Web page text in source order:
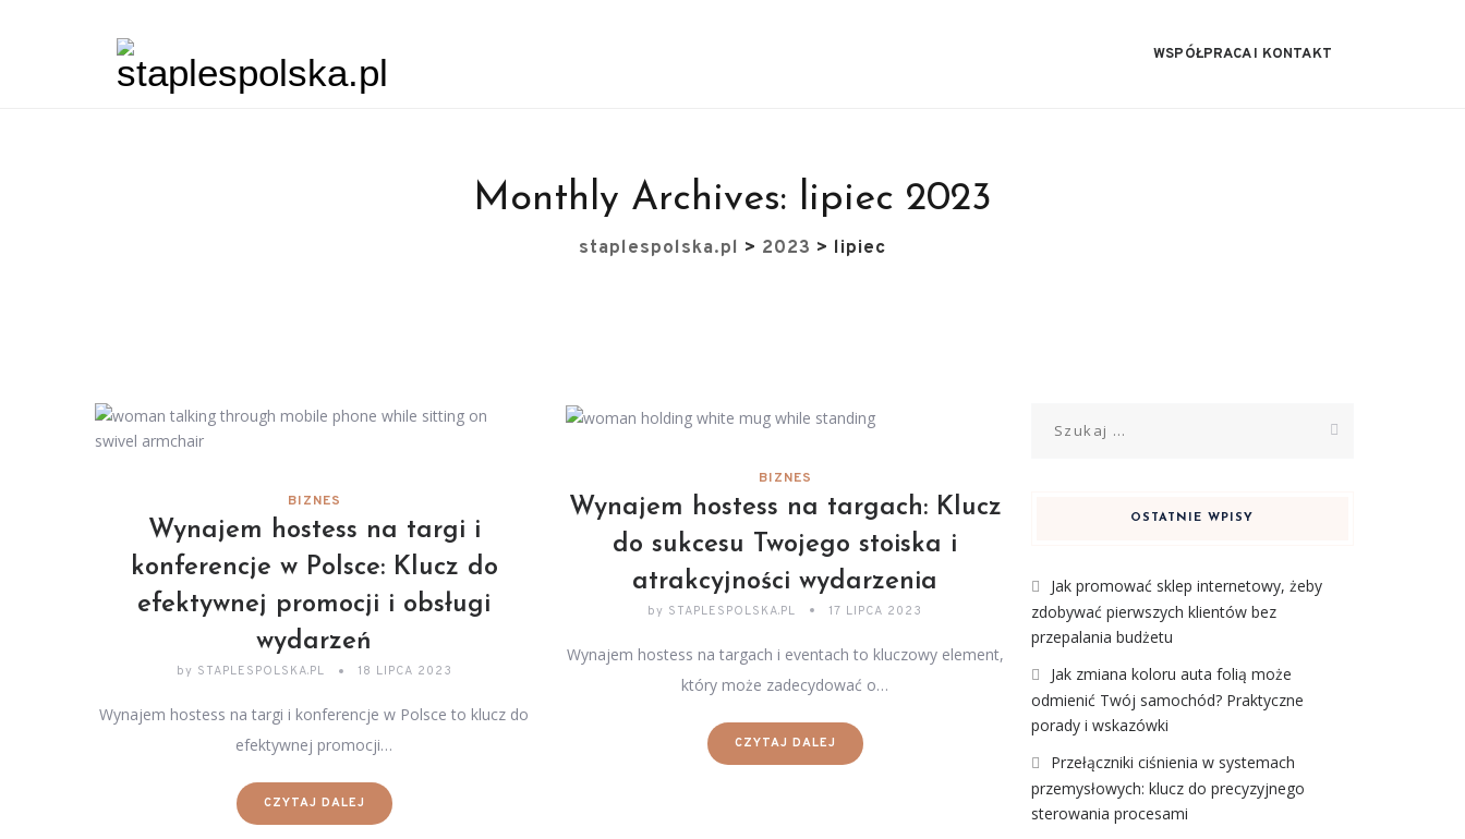
WSPÓŁPRACA I KONTAKT
Monthly Archives: lipiec 2023
staplespolska.pl > 2023 > lipiec
BIZNES
Wynajem hostess na targi i
konferencje w Polsce: Klucz do
efektywnej promocji i obsługi
wydarzeń
by STAPLESPOLSKA.PL 18 LIPCA 2023
Wynajem hostess na targi i konferencje w Polsce to klucz do
efektywnej promocji…
CZYTAJ DALEJ
BIZNES
Wynajem hostess na targach: Klucz
do sukcesu Twojego stoiska i
atrakcyjności wydarzenia
by STAPLESPOLSKA.PL 17 LIPCA 2023
Wynajem hostess na targach i eventach to kluczowy element,
który może zadecydować o…
CZYTAJ DALEJ
OSTATNIE WPISY
Jak promować sklep internetowy, żeby
zdobywać pierwszych klientów bez
przepalania budżetu
Jak zmiana koloru auta folią może
odmienić Twój samochód? Praktyczne
porady i wskazówki
Przełączniki ciśnienia w systemach
przemysłowych: klucz do precyzyjnego
sterowania procesami